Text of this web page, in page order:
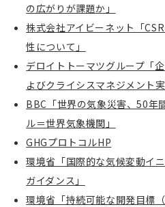
の広がりが課題か」
株式会社アイビーネット「
性について」
デロイトトーマツグループ「
よびクライシスマネジメント
BBC「世界の気象災害、50
ル＝世界気象機関」
GHGプロトコルHP
環境省「国際的な気候変動イ
ガイダンス」
環境省「持続可能な開発目標（